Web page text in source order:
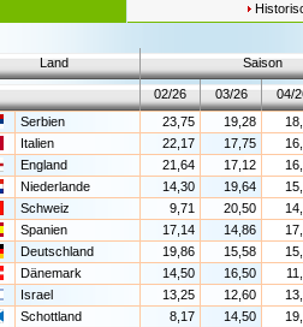
Land Saison
02/26 03/26
04/
Serbien 23,75 19,28
Italien 22,17 17,75
England 21,64 17,12
Niederlande 14,30 19,64
Schweiz 9,71 20,50
Spanien 17,14 14,86
Deutschland 19,86 15,58
Dänemark 14,50 16,50
Israel 13,25 12,60
Schottland 8,17 14,50